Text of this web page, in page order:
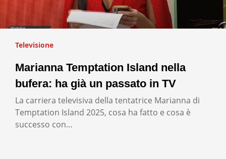
Televisione
Marianna Temptation Island nella
bufera: ha già un passato in TV
La carriera televisiva della tentatrice Marianna di
Temptation Island 2025, cosa ha fatto e cosa è
successo con…